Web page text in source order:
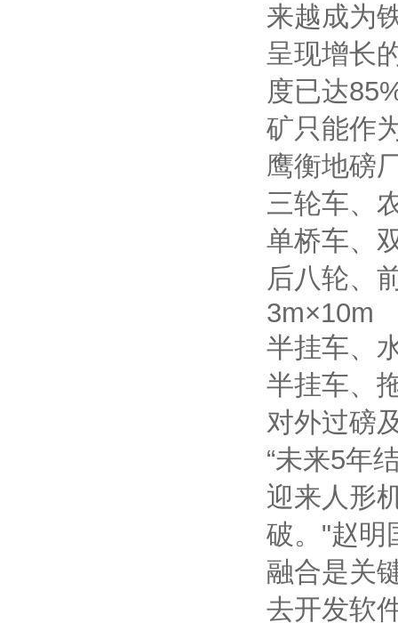
来越成为
呈现增长
度已达
矿只能作
鹰衡地磅
三轮车、
单桥车、
后八轮、
3m×10m
半挂车、
半挂车、
对外过磅
“未来5年
迎来人形
破。"赵明
融合是关
去开发软